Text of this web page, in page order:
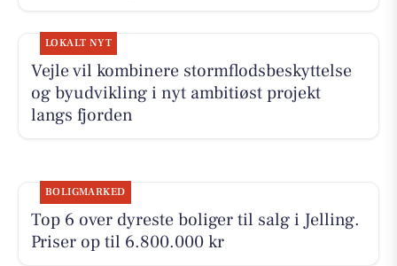
LOKALT NYT
Vejle vil kombinere stormflodsbeskyttelse
og byudvikling i nyt ambitiøst projekt
langs fjorden
BOLIGMARKED
Top 6 over dyreste boliger til salg i Jelling.
Priser op til 6.800.000 kr